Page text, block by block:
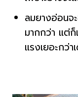
ลมยางอ่อนจ
มากกว่า แต่ก็
แรงเยอะกว่า